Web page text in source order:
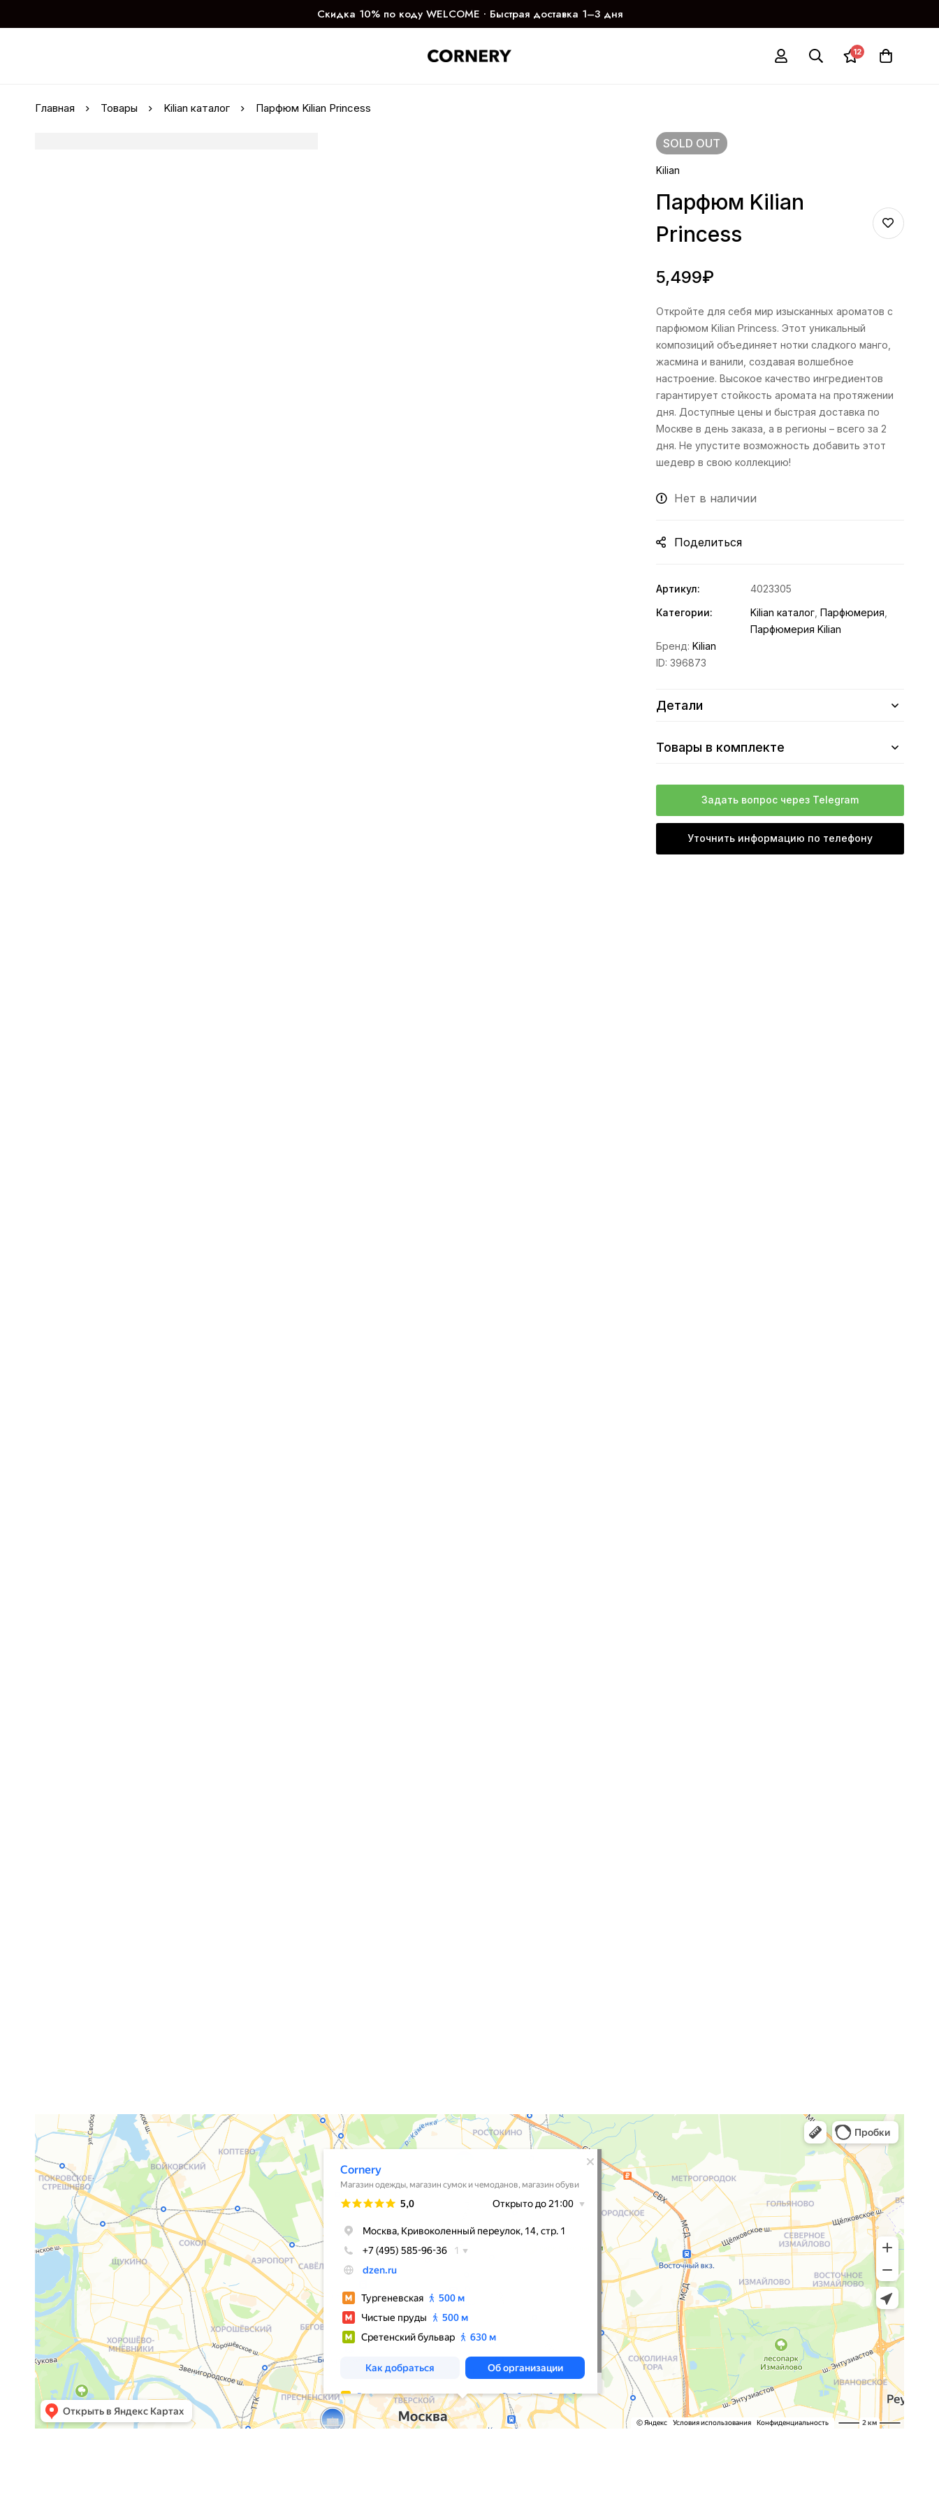
Скидка 10% по коду WELCOME ∙ Быстрая доставка 1–3 дня
12
Главная Товары Kilian каталог Парфюм Kilian Princess
SOLD OUT
Kilian
Парфюм Kilian
Princess
5,499₽
Откройте для себя мир изысканных ароматов с
парфюмом Kilian Princess. Этот уникальный
композиций объединяет нотки сладкого манго,
жасмина и ванили, создавая волшебное
настроение. Высокое качество ингредиентов
гарантирует стойкость аромата на протяжении
дня. Доступные цены и быстрая доставка по
Москве в день заказа, а в регионы – всего за 2
дня. Не упустите возможность добавить этот
шедевр в свою коллекцию!
Нет в наличии
Поделиться
Артикул:
4023305
Категории:
Kilian каталог ,Парфюмерия
Парфюмерия Kilian
Бренд:Kilian
ID:396873
Детали
Товары в комплекте
Задать вопрос через Telegram
Уточнить информацию по телефону